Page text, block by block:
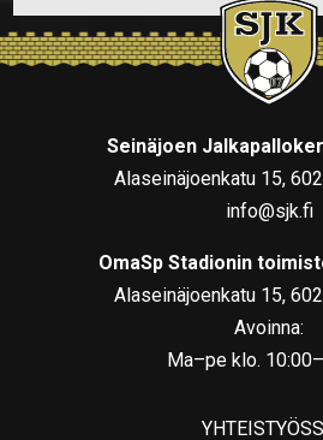
Seinäjoen
Alaseinäjoenkatu 15,
info@sjk.fi
OmaSp Stadionin
Alaseinäjoenkatu 15,
Avoinna:
Ma–pe klo.